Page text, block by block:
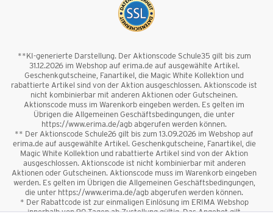
**KI-generierte Darstellung. Der Aktionscode Schule35 gilt bis zum
31.12.2026 im Webshop auf erima.de auf ausgewählte Artikel.
Geschenkgutscheine, Fanartikel, die Magic White Kollektion und
rabattierte Artikel sind von der Aktion ausgeschlossen. Aktionscode ist
nicht kombinierbar mit anderen Aktionen oder Gutscheinen.
Aktionscode muss im Warenkorb eingeben werden. Es gelten im
Übrigen die Allgemeinen Geschäftsbedingungen, die unter
https://www.erima.de/agb abgerufen werden können.
** Der Aktionscode Schule26 gilt bis zum 13.09.2026 im Webshop auf
erima.de auf ausgewählte Artikel. Geschenkgutscheine, Fanartikel, die
Magic White Kollektion und rabattierte Artikel sind von der Aktion
ausgeschlossen. Aktionscode ist nicht kombinierbar mit anderen
Aktionen oder Gutscheinen. Aktionscode muss im Warenkorb eingeben
werden. Es gelten im Übrigen die Allgemeinen Geschäftsbedingungen,
die unter https://www.erima.de/agb abgerufen werden können.
* Der Rabattcode ist zur einmaligen Einlösung im ERIMA Webshop
innerhalb von 90 Tagen ab Zustellung gültig. Das Angebot gilt